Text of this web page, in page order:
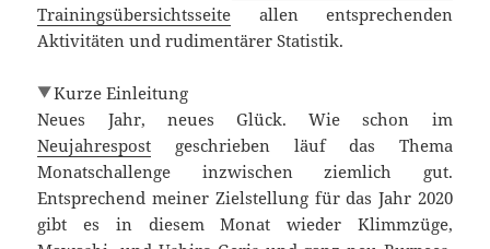
Trainingsübersichtsseite allen entsprechenden
Aktivitäten und rudimentärer Statistik.
Kurze Einleitung
Neues Jahr, neues Glück. Wie schon im
Neujahrespost geschrieben läuf das Thema
Monatschallenge inzwischen ziemlich gut.
Entsprechend meiner Zielstellung für das Jahr 2020
gibt es in diesem Monat wieder Klimmzüge,